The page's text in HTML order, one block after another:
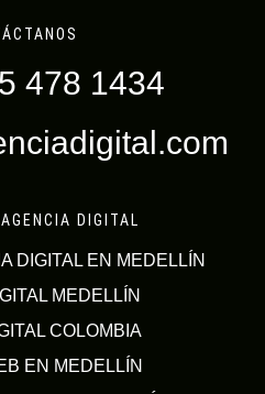
DIGITAL
DIGITAL EN MEDELLÍN
MEDELLÍN
COLOMBIA
EN MEDELLÍN
478 1434